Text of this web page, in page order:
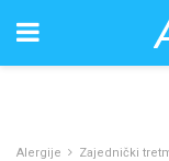
Alergije Zajednički